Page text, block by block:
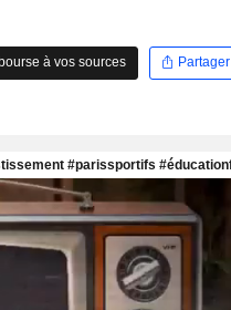
à vos sources Partager